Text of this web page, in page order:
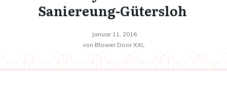
Saniereung-Gütersloh
Januar 11, 2016
von Blower Door XXL